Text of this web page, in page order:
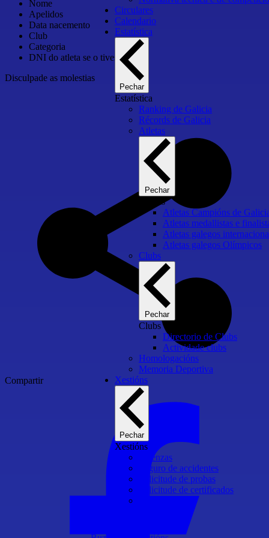
Circulares
Calendario
Estatística
Pechar
Estatística
Ranking de Galicia
Récords de Galicia
Atletas
Pechar
Atletas
Atletas Campións de
Atletas medallistas e
Atletas galegos
Atletas galegos Olímpicos
Clubs
Pechar
Clubs
Directorio de Clubs
Actividade clubs
Homologacións
Memoria Deportiva
Xestións
Pechar
Xestións
Licenzas
Seguro de accidentes
Solicitude de probas
Solicitude de certificados
Nome
Apelidos
Data nacemento
Club
Categoria
DNI do atleta se o tivese
Disculpade as molestias
Compartir